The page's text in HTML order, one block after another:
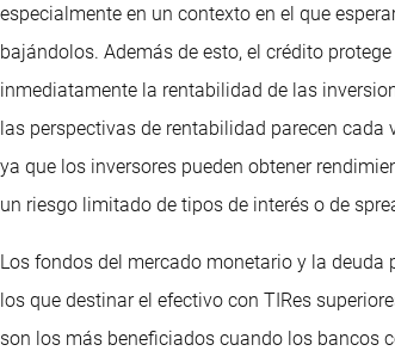
especialmente en un contexto en el que
bajándolos. Además de esto, el crédito
inmediatamente la rentabilidad de las
las perspectivas de rentabilidad parecen
ya que los inversores pueden obtener
un riesgo limitado de tipos de interés o de
Los fondos del mercado monetario y la
los que destinar el efectivo con TIRes
son los más beneficiados cuando los bancos